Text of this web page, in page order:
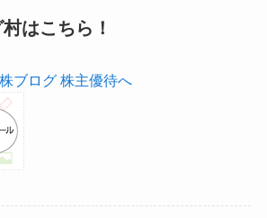
はこちら！